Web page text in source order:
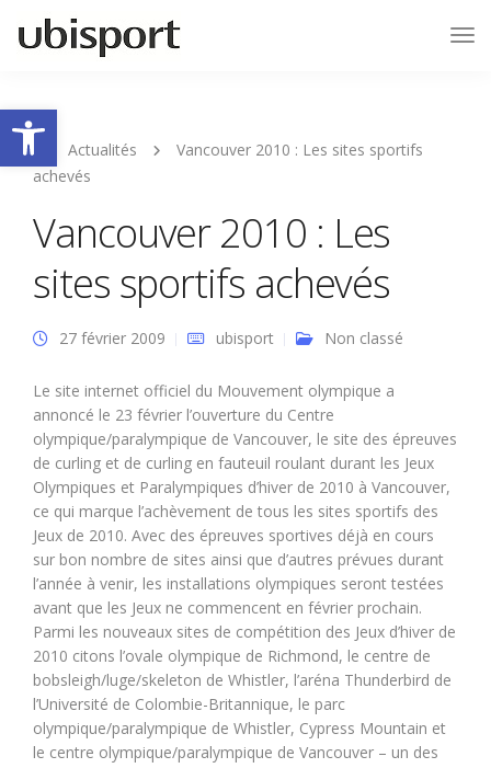
Ouvrir la barre d’outils
Actualités
Vancouver 2010 : Les sites sportifs
achevés
Vancouver 2010 : Les
sites sportifs achevés
27 février 2009 ubisport Non classé
Le site internet officiel du Mouvement olympique a
annoncé le 23 février l’ouverture du Centre
olympique/paralympique de Vancouver, le site des épreuves
de curling et de curling en fauteuil roulant durant les Jeux
Olympiques et Paralympiques d’hiver de 2010 à Vancouver,
ce qui marque l’achèvement de tous les sites sportifs des
Jeux de 2010. Avec des épreuves sportives déjà en cours
sur bon nombre de sites ainsi que d’autres prévues durant
l’année à venir, les installations olympiques seront testées
avant que les Jeux ne commencent en février prochain.
Parmi les nouveaux sites de compétition des Jeux d’hiver de
2010 citons l’ovale olympique de Richmond, le centre de
bobsleigh/luge/skeleton de Whistler, l’aréna Thunderbird de
l’Université de Colombie-Britannique, le parc
olympique/paralympique de Whistler, Cypress Mountain et
le centre olympique/paralympique de Vancouver – un des